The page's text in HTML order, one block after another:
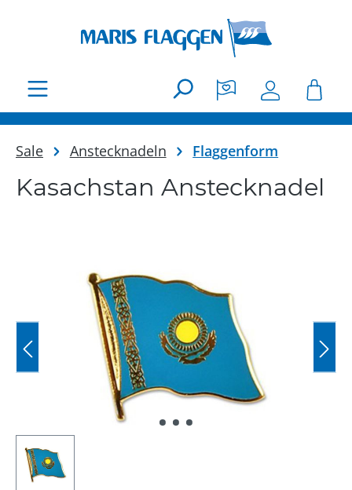
Sale Anstecknadeln Flaggenform
Kasachstan Anstecknadel
Bildergalerie überspringen